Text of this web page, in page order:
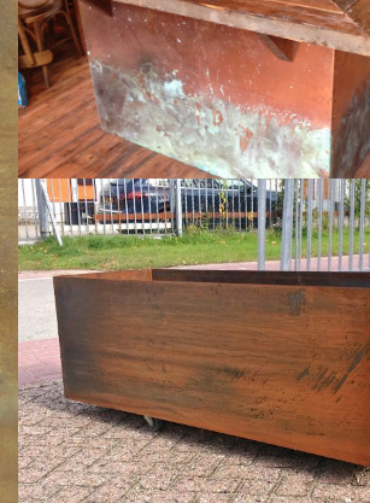
Klik voor een vergroting
Klik voor een vergroting